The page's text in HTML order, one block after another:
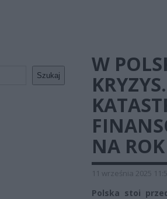
Szukaj
W
NA
11 września 2025
Polska stoi